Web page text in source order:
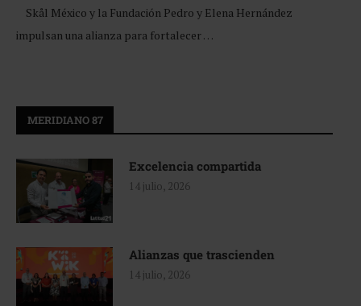
Skål México y la Fundación Pedro y Elena Hernández
impulsan una alianza para fortalecer …
MERIDIANO 87
Excelencia compartida
14 julio, 2026
Alianzas que trascienden
14 julio, 2026